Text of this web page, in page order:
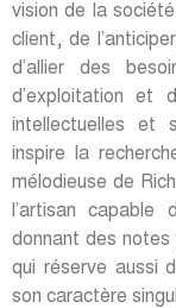
vision de la
client, de
d’allier des
d’exploitation et
intellectuelles et
inspire la
mélodieuse de
l’artisan
donnant des notes
qui réserve aussi
son caractère